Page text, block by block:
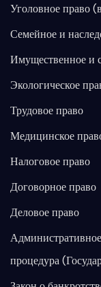
Уголовное право
Семейное и
Имущественное и
Экологическое
Трудовое право
Медицинское
Налоговое право
Договорное право
Деловое право
процедура